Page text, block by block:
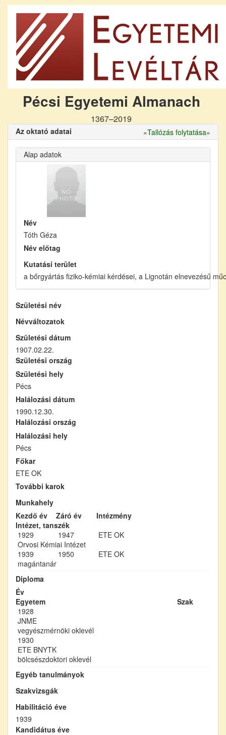
Pécsi Egyetemi Almanach
1367–2019
Az oktató adatai «Tallózás folytatása»
Alap adatok
Név
Tóth Géza
Név előtag
Kutatási terület
a bőrgyártás fiziko-kémiai kérdései, a Lignotán elnevezésű
Születési név
Névváltozatok
Születési dátum
1907.02.22.
Születési ország
Születési hely
Pécs
Halálozási dátum
1990.12.30.
Halálozási ország
Halálozási hely
Pécs
Főkar
ETE OK
További karok
Munkahely
Kezdő év
Záró év
Intézmény
Intézet, tanszék
1929
1947
ETE OK
Orvosi Kémiai Intézet
1939
1950
ETE OK
magántanár
Diploma
Év
Egyetem
Szak
1928
JNME
vegyészmérnöki oklevél
1930
ETE BNYTK
bölcsészdoktori oklevél
Egyéb tanulmányok
Szakvizsgák
Habilitáció éve
1939
Kandidátus éve